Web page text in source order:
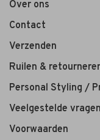
Over ons
Contact
Verzenden
Ruilen &
Personal Styling /
Veelgestelde vragen
Voorwaarden